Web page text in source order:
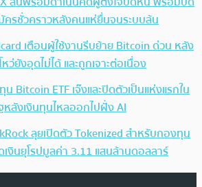
ครชั่วคราวหลังคนแห่ยื่นจนระบบล้น
เตือนผู้ใช้งานรีบย้าย Bitcoin ด่วน หลัง
ว่ยังอุดไม่ได้ และถูกเจาะต่อเนื่อง
Bitcoin ETF เจ๊งและปิดตัวเป็นแห่งแรกใน
หลังเงินทุนไหลออกไปฝั่ง AI
ลุยเปิดตัว Tokenized สำหรับกองทุน
งินยุโรปมูลค่า 3.11 แสนล้านดอลลาร์